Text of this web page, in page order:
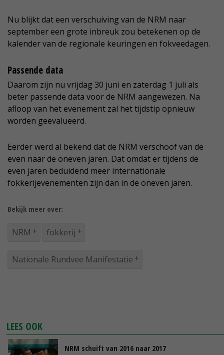
Nu blijkt dat een verschuiving van de NRM naar
september een grote inbreuk zou betekenen op de
kalender van de regionale keuringen en fokveedagen.
Passende data
Daarom zijn nu vrijdag 30 juni en zaterdag 1 juli als
beter passende data voor de NRM aangewezen. Na
afloop van het evenement zal het tijdstip opnieuw
worden geëvalueerd.
Eerder werd al bekend dat de NRM verschoof van de
even naar de oneven jaren. Dat omdat er tijdens de
even jaren beduidend meer internationale
fokkerijevenementen zijn dan in de oneven jaren.
Bekijk meer over:
NRM fokkerij
Nationale Rundvee Manifestatie
LEES OOK
NRM schuift van 2016 naar 2017